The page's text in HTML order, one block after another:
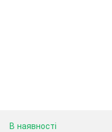
В наявності